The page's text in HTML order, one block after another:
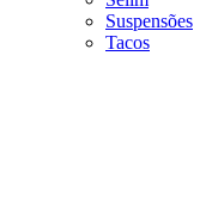
Suspensões
Tacos